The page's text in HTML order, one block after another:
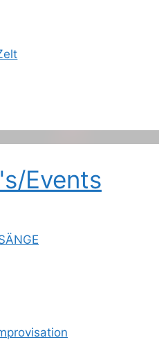
Events